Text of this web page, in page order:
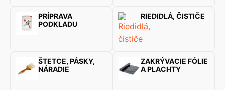
PRÍPRAVA
PODKLADU
RIEDIDLÁ, ČISTIČE
ŠTETCE, PÁSKY,
NÁRADIE
ZAKRÝVACIE FÓLIE
A PLACHTY